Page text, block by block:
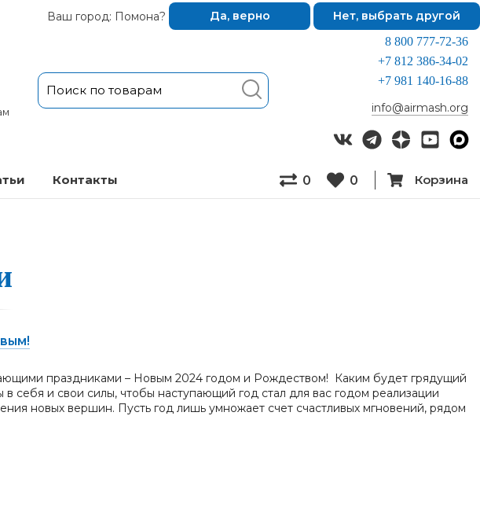
Ваш город: Помона? Да, верно Нет, выбрать другой
8 800 777-72-36
+7 812 386-34-02
+7 981 140-16-88
info@airmash.org
Кон­так­ты 0 0 Корзина
праздниками – Новым 2024 годом и Рождеством! Каким будет грядущий
себя и свои силы, чтобы наступающий год стал для вас годом реализации
новых вершин. Пусть год лишь умножает счет счастливых мгновений, рядом